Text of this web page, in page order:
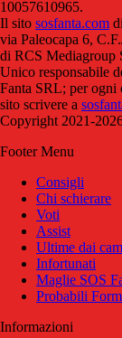
10057610965.
Il sito sosfanta.com
via Paleocapa 6,
di RCS Mediagroup
Unico responsabile
Fanta SRL; per ogni
sito scrivere a
Copyright 2021-
Footer Menu
Consigli
Chi schierare
Voti
Assist
Ultime dai
Infortunati
Maglie SOS
Probabili
Informazioni